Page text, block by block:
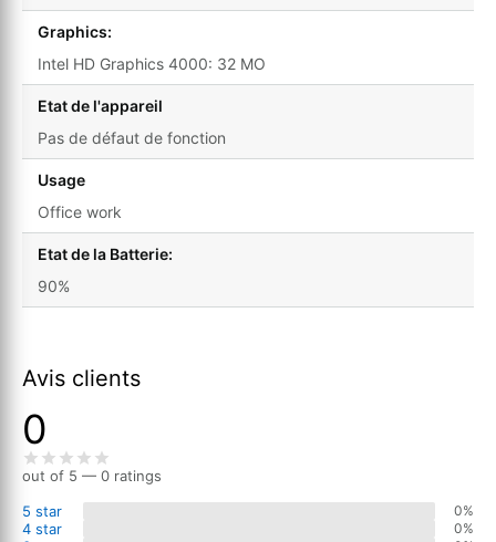
Graphics:
Intel HD Graphics 4000: 32 MO
Etat de l'appareil
Pas de défaut de fonction
Usage
Office work
Etat de la Batterie:
90%
Avis clients
0
out of 5 — 0 ratings
5 star
0%
4 star 0%